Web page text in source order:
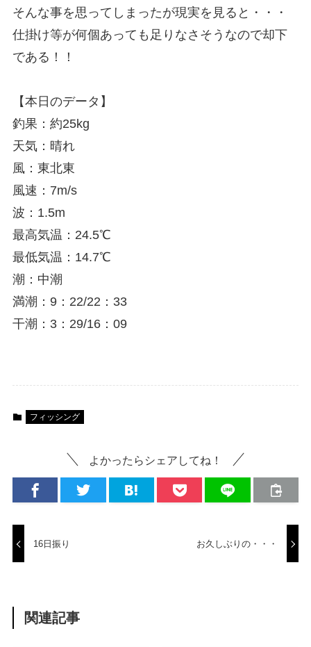
そんな事を思ってしまったが現実を見ると・・・
仕掛け等が何個あっても足りなさそうなので却下
である！！
【本日のデータ】
釣果：約25kg
天気：晴れ
風：東北東
風速：7m/s
波：1.5m
最高気温：24.5℃
最低気温：14.7℃
潮：中潮
満潮：9：22/22：33
干潮：3：29/16：09
フィッシング
よかったらシェアしてね！
16日振り お久しぶりの・・・
関連記事